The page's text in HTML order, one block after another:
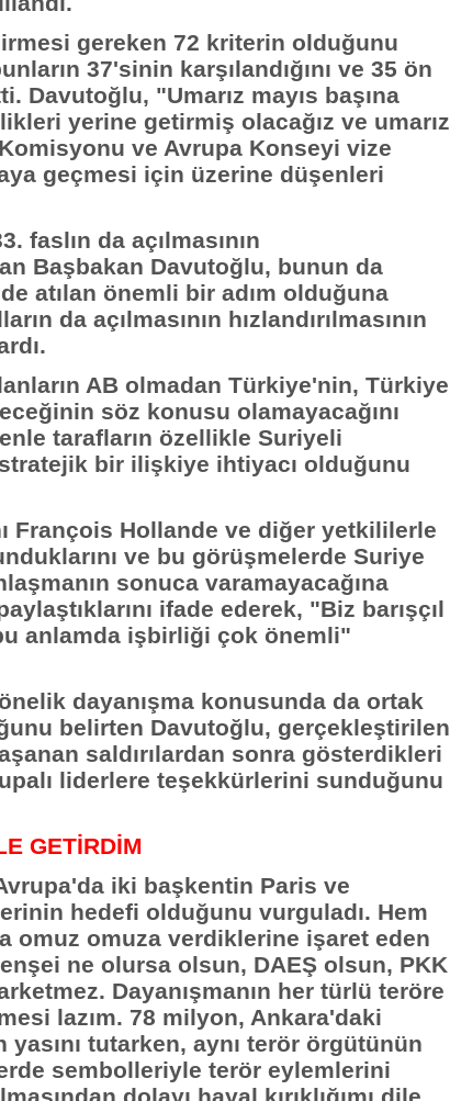
gereken 72 kriterin olduğunu
37'sinin karşılandığını ve 35 ön
Davutoğlu, "Umarız mayıs başına
yerine getirmiş olacağız ve umarız
ve Avrupa Konseyi vize
geçmesi için üzerine düşenleri
faslın da açılmasının
Başbakan Davutoğlu, bunun da
atılan önemli bir adım olduğuna
da açılmasının hızlandırılmasının
AB olmadan Türkiye'nin, Türkiye
söz konusu olamayacağını
tarafların özellikle Suriyeli
bir ilişkiye ihtiyacı olduğunu
François Hollande ve diğer yetkililerle
ve bu görüşmelerde Suriye
sonuca varamayacağına
ifade ederek, "Biz barışçıl
anlamda işbirliği çok önemli"
dayanışma konusunda da ortak
belirten Davutoğlu, gerçekleştirilen
saldırılardan sonra gösterdikleri
liderlere teşekkürlerini sunduğunu
GETİRDİM
iki başkentin Paris ve
hedefi olduğunu vurguladı. Hem
omuz omuza verdiklerine işaret eden
ne olursa olsun, DAEŞ olsun, PKK
Dayanışmanın her türlü teröre
lazım. 78 milyon, Ankara'daki
yasını tutarken, aynı terör örgütünün
sembolleriyle terör eylemlerini